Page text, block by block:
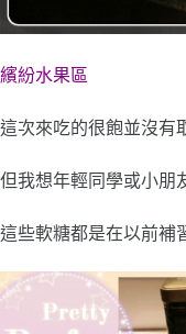
繽紛水果區
這次來吃的很飽並沒有
但我想年輕同學或小朋
這些軟糖都是在以前補